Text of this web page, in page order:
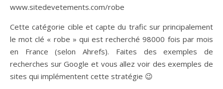
www.sitedevetements.com/robe
Cette catégorie cible et capte du trafic sur principalement
le mot clé « robe » qui est recherché 98000 fois par mois
en France (selon Ahrefs). Faites des exemples de
recherches sur Google et vous allez voir des exemples de
sites qui implémentent cette stratégie 😉